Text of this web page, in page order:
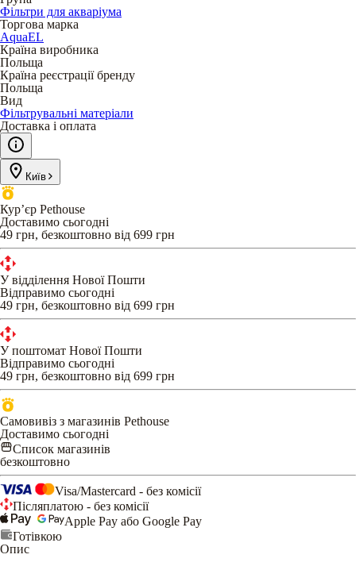
Фільтри для акваріума
Торгова марка
AquaEL
Країна виробника
Польща
Країна реєстрації бренду
Польща
Вид
Фільтрувальні матеріали
Доставка і оплата
Київ
Кур’єр Pethouse
Доставимо сьогодні
49 грн, безкоштовно від 699 грн
У відділення Нової Пошти
Відправимо сьогодні
49 грн, безкоштовно від 699 грн
У поштомат Нової Пошти
Відправимо сьогодні
49 грн, безкоштовно від 699 грн
Самовивіз з магазинів Pethouse
Доставимо сьогодні
Список магазинів
безкоштовно
Visa/Mastercard - без комісії
Післяплатою - без комісії
Apple Pay або Google Pay
Готівкою
Опис